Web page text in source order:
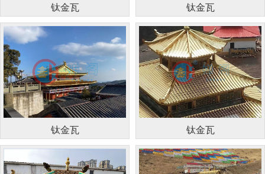
钛金瓦 钛金瓦
钛金瓦 钛金瓦